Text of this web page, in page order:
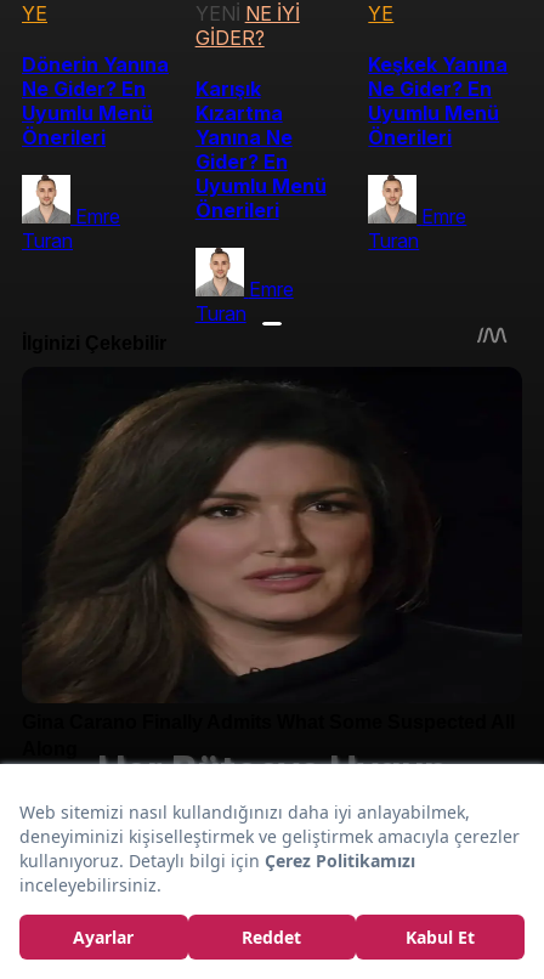
Her Bütçeye Uygun
En İyi Airfryer
Önerileri
YE
Dönerin Yanına
Ne Gider? En
Uyumlu Menü
Önerileri
Emre
Turan
YENİ NE İYİ
GİDER?
Karışık
Kızartma
Yanına Ne
Gider? En
Uyumlu Menü
Önerileri
Emre
Turan
YE
Keşkek Yanına
Ne Gider? En
Uyumlu Menü
Önerileri
Emre
Turan